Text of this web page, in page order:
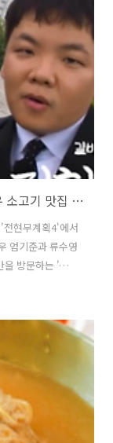
미운우리새끼
뜸방은 서울 양재
을 포함한 여러
과..
전현무계획4 대전 엄기준 류현진 단골 한우 소고기 맛집 위치 및 방문팁
전현무계획4'에서
엄기준과 류수영
방문하는 '시청
전의 맛집은 한
전의 한우 맛집은
단골 맛집이라 더
에서 전현무,
엄기준의 단골
준 단골 한우